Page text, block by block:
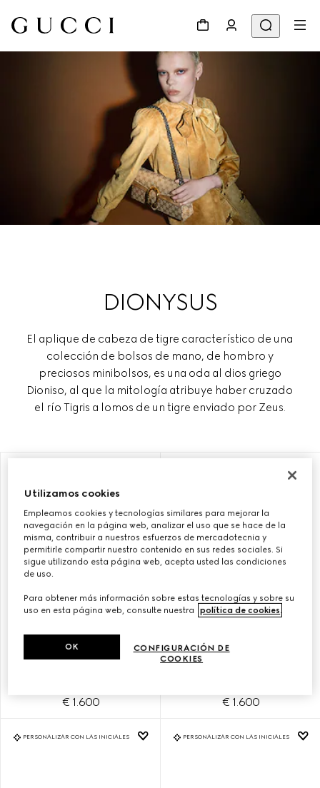
DIONYSUS
El aplique de cabeza de tigre característico de una
colección de bolsos de mano, de hombro y
preciosos minibolsos, es una oda al dios griego
Dioniso, al que la mitología atribuye haber cruzado
el río Tigris a lomos de un tigre enviado por Zeus.
BOLSO DE HOMBRO
DIONYSUS PEQUEÑO
€ 1.600
PERSONALIZAR CON LAS INICIALES
BOLSO DE HOMBRO
DIONYSUS PEQUEÑO
€ 1.600
PERSONALIZAR CON LAS INICIALES PERSONALIZAR CON LAS INICIALES
Utilizamos cookies
Empleamos cookies y tecnologías similares para mejorar la
navegación en la página web, analizar el uso que se hace de la
misma, contribuir a nuestros esfuerzos de mercadotecnia y
permitirle compartir nuestro contenido en sus redes sociales. Si
sigue utilizando esta página web, acepta usted las condiciones
de uso.
Para obtener más información sobre estas tecnologías y sobre su
uso en esta página web, consulte nuestra
política de cookies.
CONFIGURACIÓN DE
COOKIES
OK